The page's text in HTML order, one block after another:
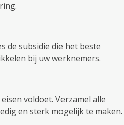
de subsidie ​​die het beste
bij uw werknemers.
voldoet. Verzamel alle
en sterk mogelijk te maken.